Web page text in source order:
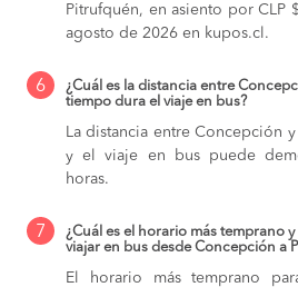
Pitrufquén, en asiento por CLP
agosto de 2026 en kupos.cl.
6
¿Cuál es la distancia entre
tiempo dura el viaje en bus?
La distancia entre Concepción
y el viaje en bus puede
horas.
7
¿Cuál es el horario más temprano
viajar en bus desde Concepción a
El horario más temprano